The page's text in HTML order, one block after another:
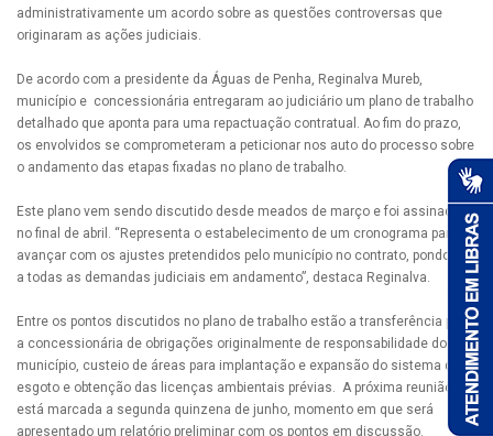
administrativamente um acordo sobre as questões controversas que
originaram as ações judiciais.
De acordo com a presidente da Águas de Penha, Reginalva Mureb,
município e concessionária entregaram ao judiciário um plano de trabalho
detalhado que aponta para uma repactuação contratual. Ao fim do prazo,
os envolvidos se comprometeram a peticionar nos auto do processo sobre
o andamento das etapas fixadas no plano de trabalho.
Este plano vem sendo discutido desde meados de março e foi assinado
no final de abril. “Representa o estabelecimento de um cronograma para
avançar com os ajustes pretendidos pelo município no contrato, pondo fim
a todas as demandas judiciais em andamento”, destaca Reginalva.
Entre os pontos discutidos no plano de trabalho estão a transferência para
a concessionária de obrigações originalmente de responsabilidade do
município, custeio de áreas para implantação e expansão do sistema de
esgoto e obtenção das licenças ambientais prévias. A próxima reunião
está marcada a segunda quinzena de junho, momento em que será
apresentado um relatório preliminar com os pontos em discussão.